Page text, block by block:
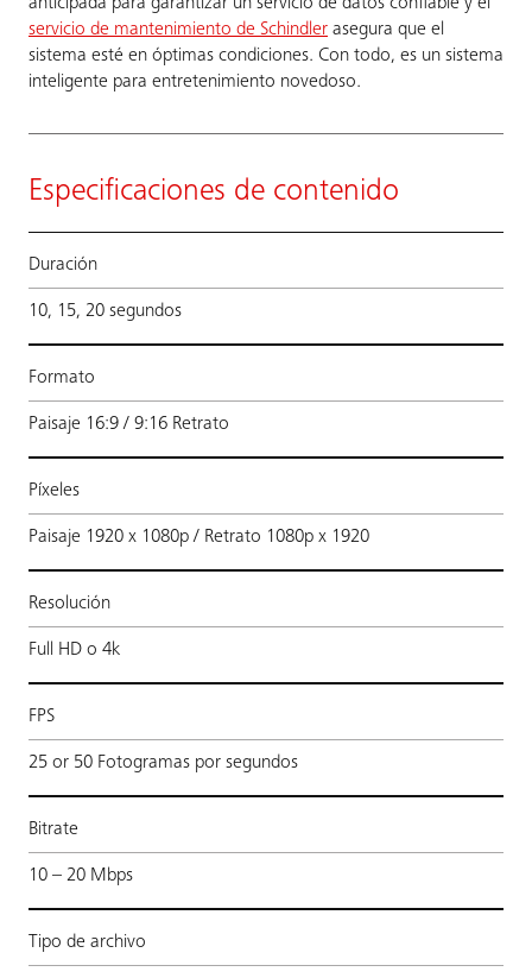
servicio de mantenimiento de Schindler asegura que el
sistema esté en óptimas condiciones. Con todo, es un sistema
inteligente para entretenimiento novedoso.
Especificaciones de contenido
Duración
10, 15, 20 segundos
Formato
Paisaje 16:9 / 9:16 Retrato
Píxeles
Paisaje 1920 x 1080p / Retrato 1080p x 1920
Resolución
Full HD o 4k
FPS
25 or 50 Fotogramas por segundos
Bitrate
10 – 20 Mbps
Tipo de archivo